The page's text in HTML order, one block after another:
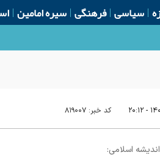
سیاسی فرهنگی سیره امامین
کد خبر: ۸۱۹۰۰۷
اسلامی: